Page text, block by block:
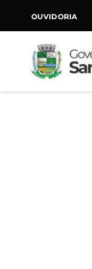
CONTEÚDO
OUVIDORIA